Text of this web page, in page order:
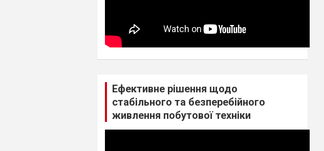
Ефективне рішення щодо
стабільного та безперебійного
живлення побутової техніки